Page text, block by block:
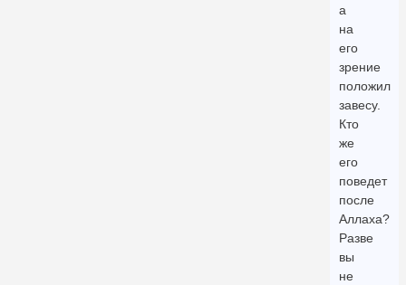
а
на
его
зрение
положил
завесу.
Кто
же
его
поведет
после
Аллаха?
Разве
вы
не